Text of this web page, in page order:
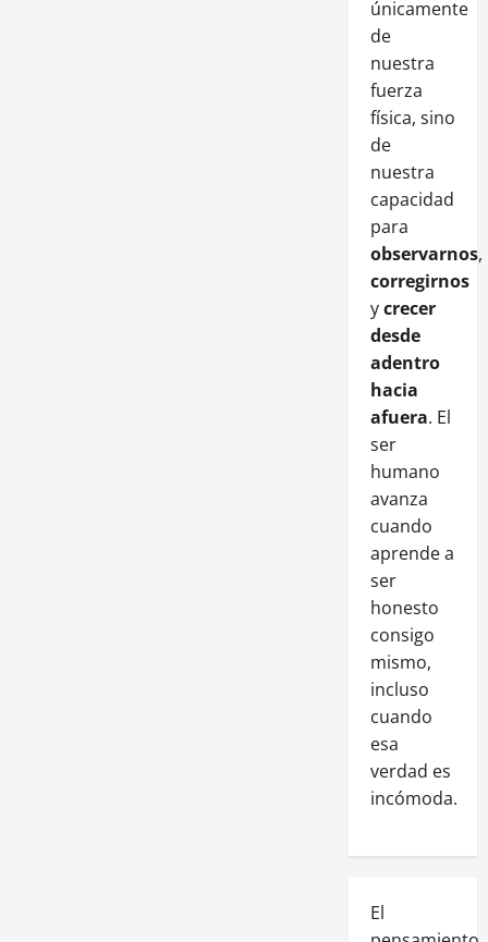
únicamente
de
nuestra
fuerza
física, sino
de
nuestra
capacidad
para
observarnos,
corregirnos
ycrecer
desde
adentro
hacia
afuera. El
ser
humano
avanza
cuando
aprende a
ser
honesto
consigo
mismo,
incluso
cuando
esa
verdad es
incómoda.
El